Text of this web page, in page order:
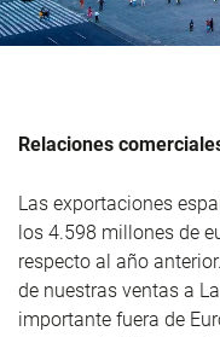
Relaciones
Las exportaciones
los 4.598 millones de
respecto al año
de nuestras ventas a
importante fuera de